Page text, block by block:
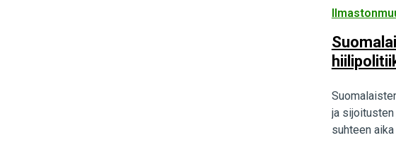
ja
suhteen